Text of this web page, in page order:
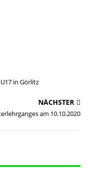
in Görlitz
NÄCHSTER
am 10.10.2020